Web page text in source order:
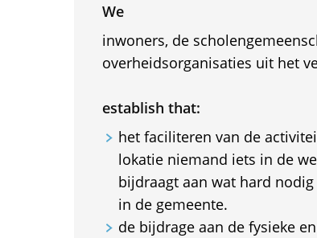
We
inwoners, de
overheidsorganisaties uit het
establish that:
het faciliteren van de
lokatie niemand iets in de
bijdraagt aan wat hard
in de gemeente.
de bijdrage aan de fysieke